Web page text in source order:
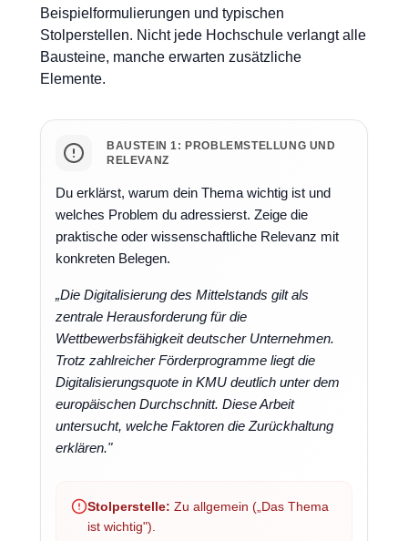
Beispielformulierungen und typischen
Stolperstellen. Nicht jede Hochschule verlangt alle
Bausteine, manche erwarten zusätzliche
Elemente.
BAUSTEIN 1: PROBLEMSTELLUNG UND
RELEVANZ
Du erklärst, warum dein Thema wichtig ist und
welches Problem du adressierst. Zeige die
praktische oder wissenschaftliche Relevanz mit
konkreten Belegen.
„Die Digitalisierung des Mittelstands gilt als
zentrale Herausforderung für die
Wettbewerbsfähigkeit deutscher Unternehmen.
Trotz zahlreicher Förderprogramme liegt die
Digitalisierungsquote in KMU deutlich unter dem
europäischen Durchschnitt. Diese Arbeit
untersucht, welche Faktoren die Zurückhaltung
erklären."
Stolperstelle: Zu allgemein („Das Thema
ist wichtig").